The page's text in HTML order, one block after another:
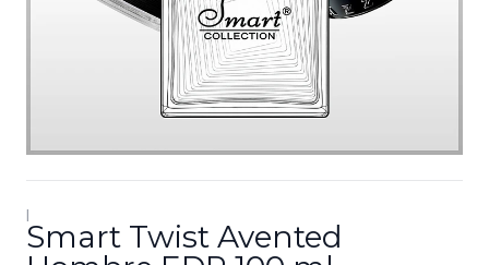
|
Smart Twist Avented